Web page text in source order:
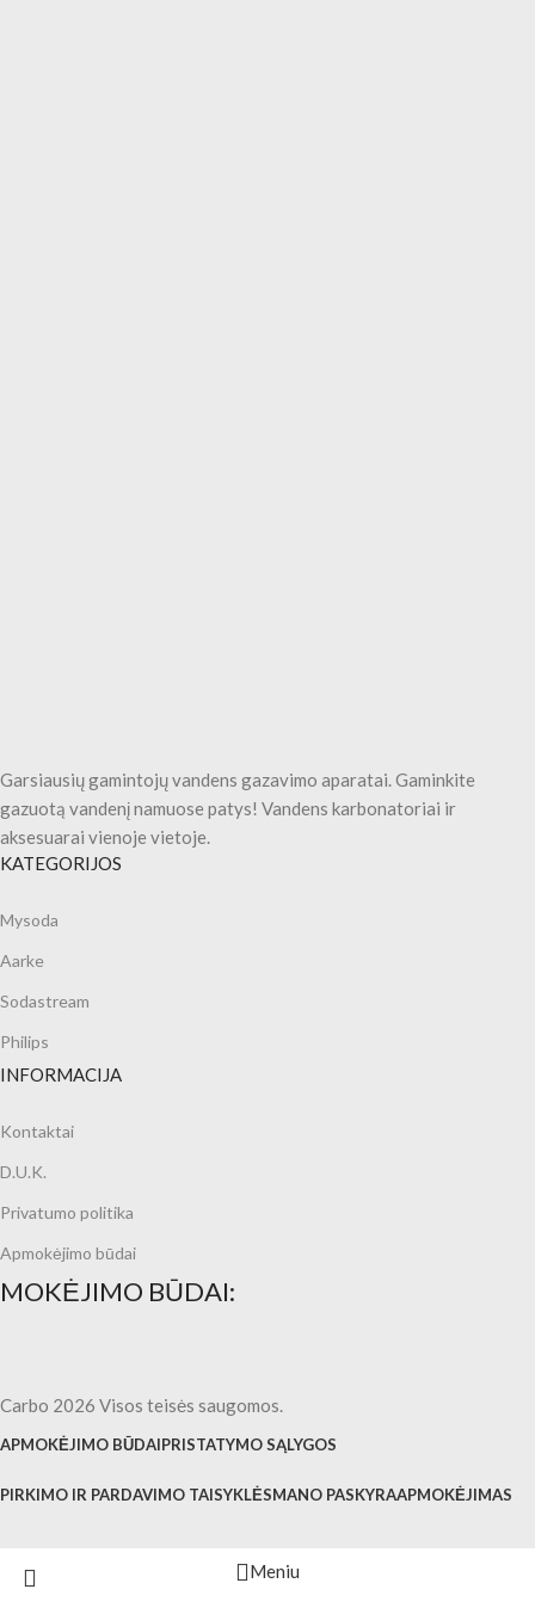
Garsiausių gamintojų vandens gazavimo aparatai. Gaminkite
gazuotą vandenį namuose patys! Vandens karbonatoriai ir
aksesuarai vienoje vietoje.
KATEGORIJOS
Mysoda
Aarke
Sodastream
Philips
INFORMACIJA
Kontaktai
D.U.K.
Privatumo politika
Apmokėjimo būdai
MOKĖJIMO BŪDAI:
Carbo 2026 Visos teisės saugomos.
APMOKĖJIMO BŪDAIPRISTATYMO SĄLYGOS
PIRKIMO IR PARDAVIMO TAISYKLĖSMANO PASKYRAAPMOKĖJIMAS
Meniu